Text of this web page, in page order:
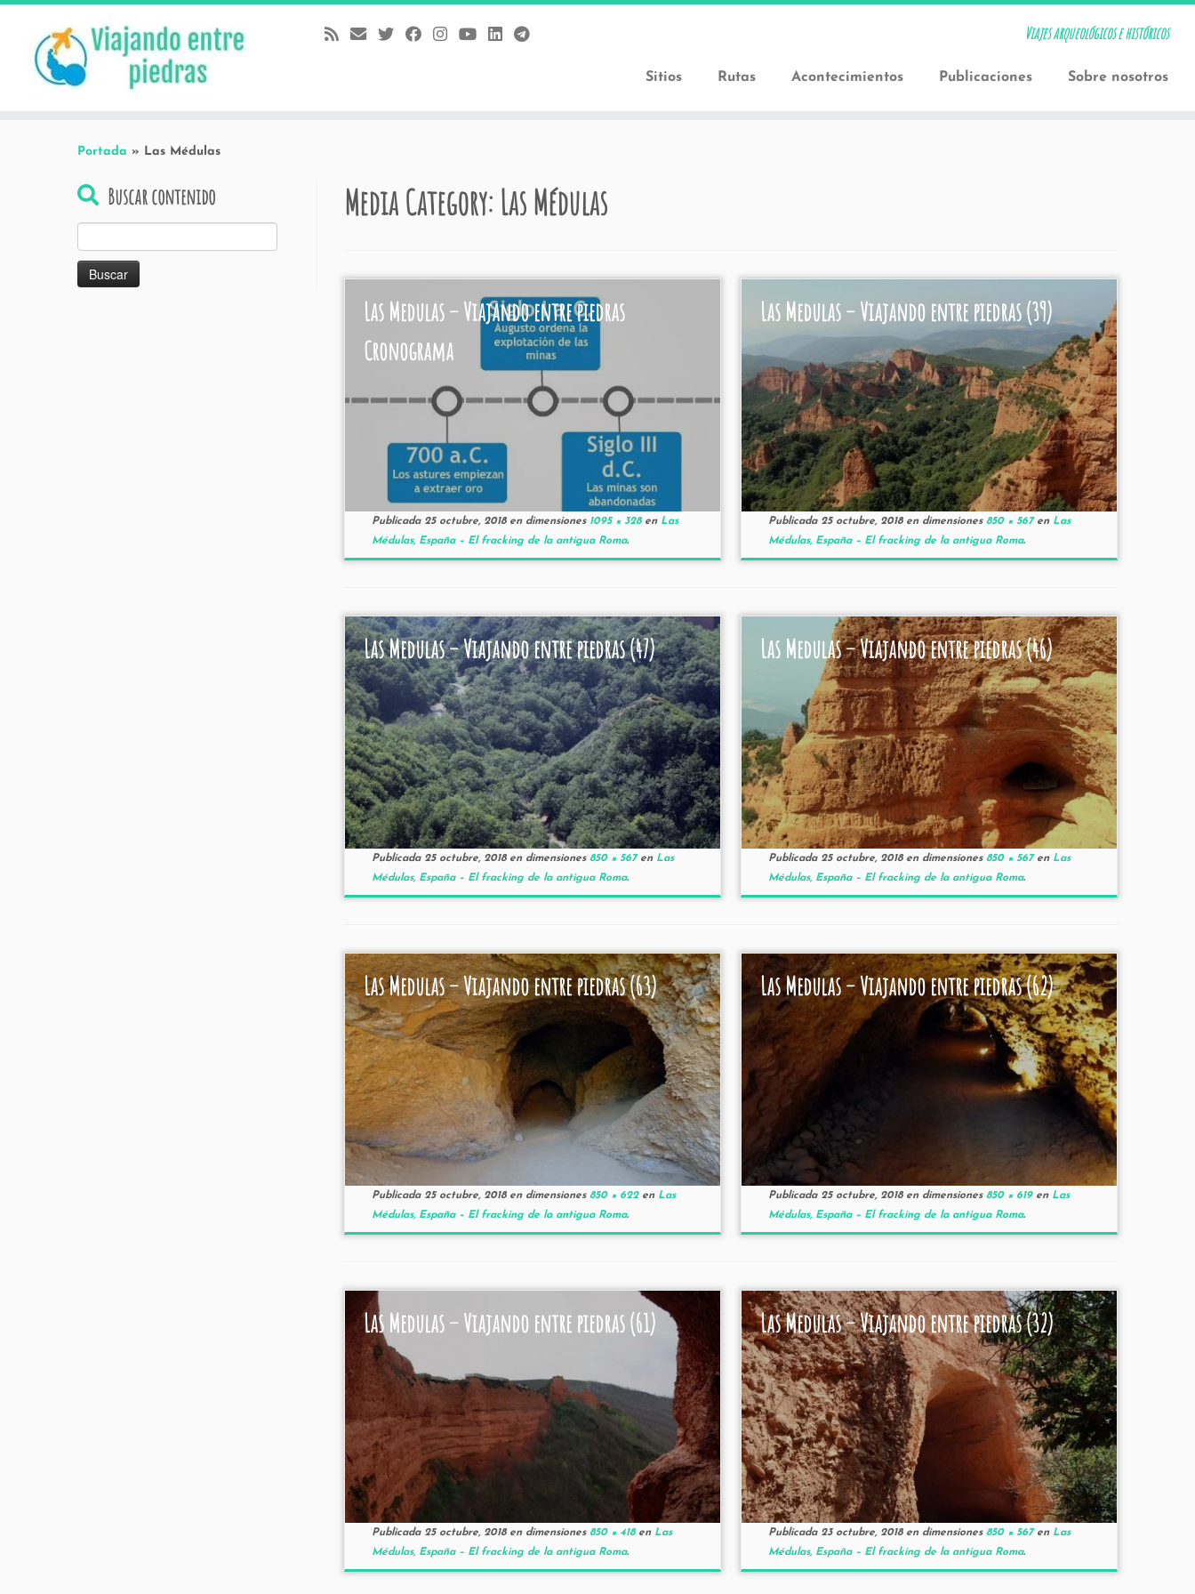
Skip
content
Viajes arqueológicos e históricos
Sitios Rutas Acontecimientos Publicaciones Sobre nosotros
Portada » Las Médulas
Buscar contenido Media Category: Las Médulas
Las Medulas – Viajando entre piedras
Cronograma
Publicada 25 octubre, 2018en dimensiones1095 × 328enLas
Médulas, España – El fracking de la antigua Roma.
Las Medulas – Viajando entre piedras (39)
Publicada 25 octubre, 2018en dimensiones850 × 567enLas
Médulas, España – El fracking de la antigua Roma.
Las Medulas – Viajando entre piedras (47)
Publicada 25 octubre, 2018en dimensiones850 × 567enLas
Médulas, España – El fracking de la antigua Roma.
Las Medulas – Viajando entre piedras (46)
Publicada 25 octubre, 2018en dimensiones850 × 567enLas
Médulas, España – El fracking de la antigua Roma.
Las Medulas – Viajando entre piedras (63)
Publicada 25 octubre, 2018en dimensiones850 × 622enLas
Médulas, España – El fracking de la antigua Roma.
Las Medulas – Viajando entre piedras (62)
Publicada 25 octubre, 2018en dimensiones850 × 619enLas
Médulas, España – El fracking de la antigua Roma.
Las Medulas – Viajando entre piedras (61)
Publicada 25 octubre, 2018en dimensiones850 × 418enLas
Médulas, España – El fracking de la antigua Roma.
Las Medulas – Viajando entre piedras (32)
Publicada 23 octubre, 2018en dimensiones850 × 567enLas
Médulas, España – El fracking de la antigua Roma.